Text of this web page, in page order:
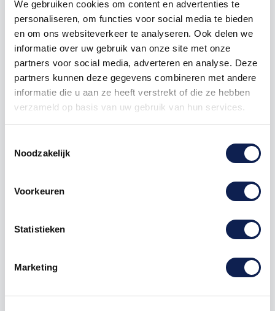
We gebruiken cookies om content en advertenties te
personaliseren, om functies voor social media te bieden
en om ons websiteverkeer te analyseren. Ook delen we
informatie over uw gebruik van onze site met onze
partners voor social media, adverteren en analyse. Deze
partners kunnen deze gegevens combineren met andere
informatie die u aan ze heeft verstrekt of die ze hebben
verzameld op basis van uw gebruik van hun services.
Noodzakelijk
Voorkeuren
Statistieken
Marketing
50 € 7,16 € 89,50
100 € 6,71 € 223,75
250 € 6,27 € 671,25
€ 1.790,00
1000 € 4,48 € 4.475,00